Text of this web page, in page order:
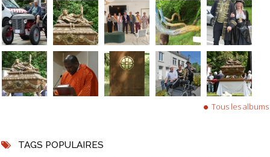
Tous les albums
TAGS POPULAIRES